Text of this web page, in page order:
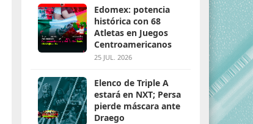
Edomex: potencia
histórica con 68
Atletas en Juegos
Centroamericanos
25 JUL. 2026
Elenco de Triple A
estará en NXT; Persa
pierde máscara ante
Draego